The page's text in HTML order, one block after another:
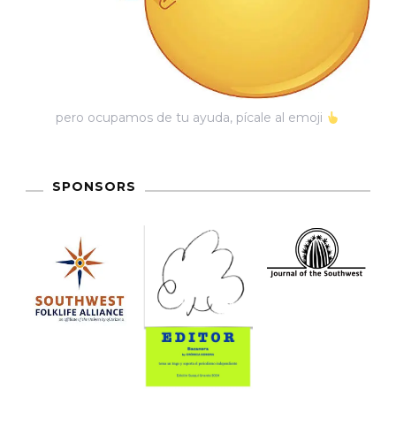
pero ocupamos de tu ayuda, pícale al emoji
SPONSORS